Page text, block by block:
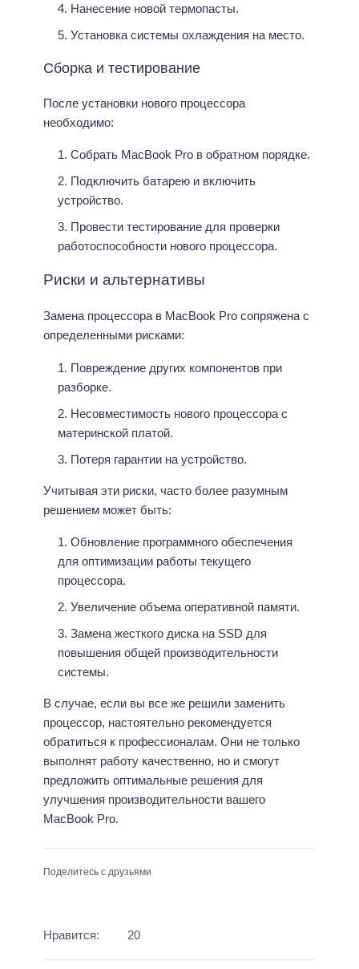
Нанесение новой термопасты.
Установка системы охлаждения на место.
Сборка и тестирование
После установки нового процессора
необходимо:
Собрать MacBook Pro в обратном порядке.
Подключить батарею и включить
устройство.
Провести тестирование для проверки
работоспособности нового процессора.
Риски и альтернативы
Замена процессора в MacBook Pro сопряжена с
определенными рисками:
Повреждение других компонентов при
разборке.
Несовместимость нового процессора с
материнской платой.
Потеря гарантии на устройство.
Учитывая эти риски, часто более разумным
решением может быть:
Обновление программного обеспечения
для оптимизации работы текущего
процессора.
Увеличение объема оперативной памяти.
Замена жесткого диска на SSD для
повышения общей производительности
системы.
В случае, если вы все же решили заменить
процессор, настоятельно рекомендуется
обратиться к профессионалам. Они не только
выполнят работу качественно, но и смогут
предложить оптимальные решения для
улучшения производительности вашего
MacBook Pro.
Поделитесь с друзьями
Нравится: 20